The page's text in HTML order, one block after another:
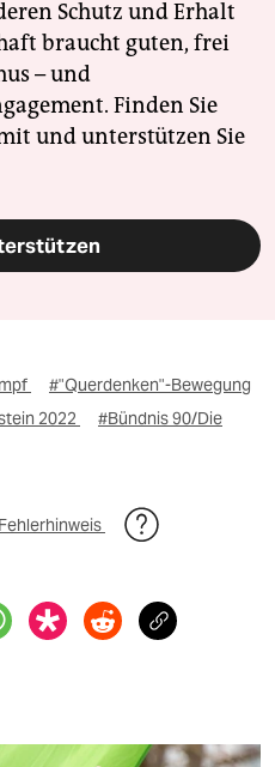
Schutz und Erhalt
braucht guten, frei
– und
Finden Sie
und unterstützen Sie
#"Querdenken"-Bewegung
2022
#Bündnis 90/Die
Fehlerhinweis